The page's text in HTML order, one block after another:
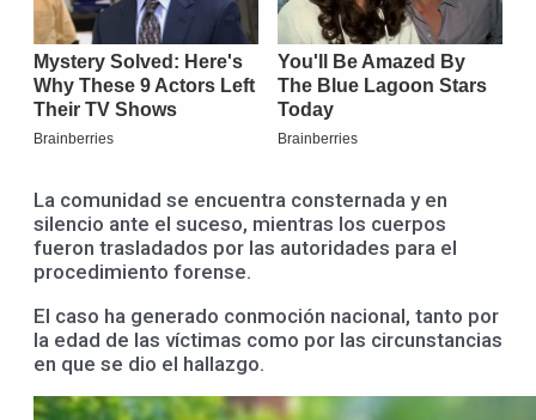
La comunidad se encuentra consternada y en
silencio ante el suceso, mientras los cuerpos
fueron trasladados por las autoridades para el
procedimiento forense.
El caso ha generado conmoción nacional, tanto por
la edad de las víctimas como por las circunstancias
en que se dio el hallazgo.